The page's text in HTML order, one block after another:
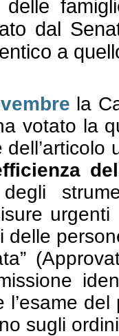
dal
a
la
votato la
delle
l’esame
sugli